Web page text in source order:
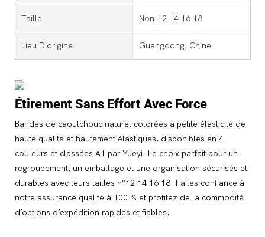
Taille Non.12 14 16 18
Lieu D'origine Guangdong, Chine
Étirement Sans Effort Avec Force
Bandes de caoutchouc naturel colorées à petite élasticité de
haute qualité et hautement élastiques, disponibles en 4
couleurs et classées A1 par Yueyi. Le choix parfait pour un
regroupement, un emballage et une organisation sécurisés et
durables avec leurs tailles n°12 14 16 18. Faites confiance à
notre assurance qualité à 100 % et profitez de la commodité
d’options d’expédition rapides et fiables.